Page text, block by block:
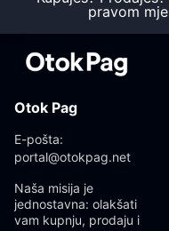
pravom
Otok Pag
E-pošta:
portal@otokpag.net
Naša misija je
jednostavna: olakšati
vam kupnju, prodaju i